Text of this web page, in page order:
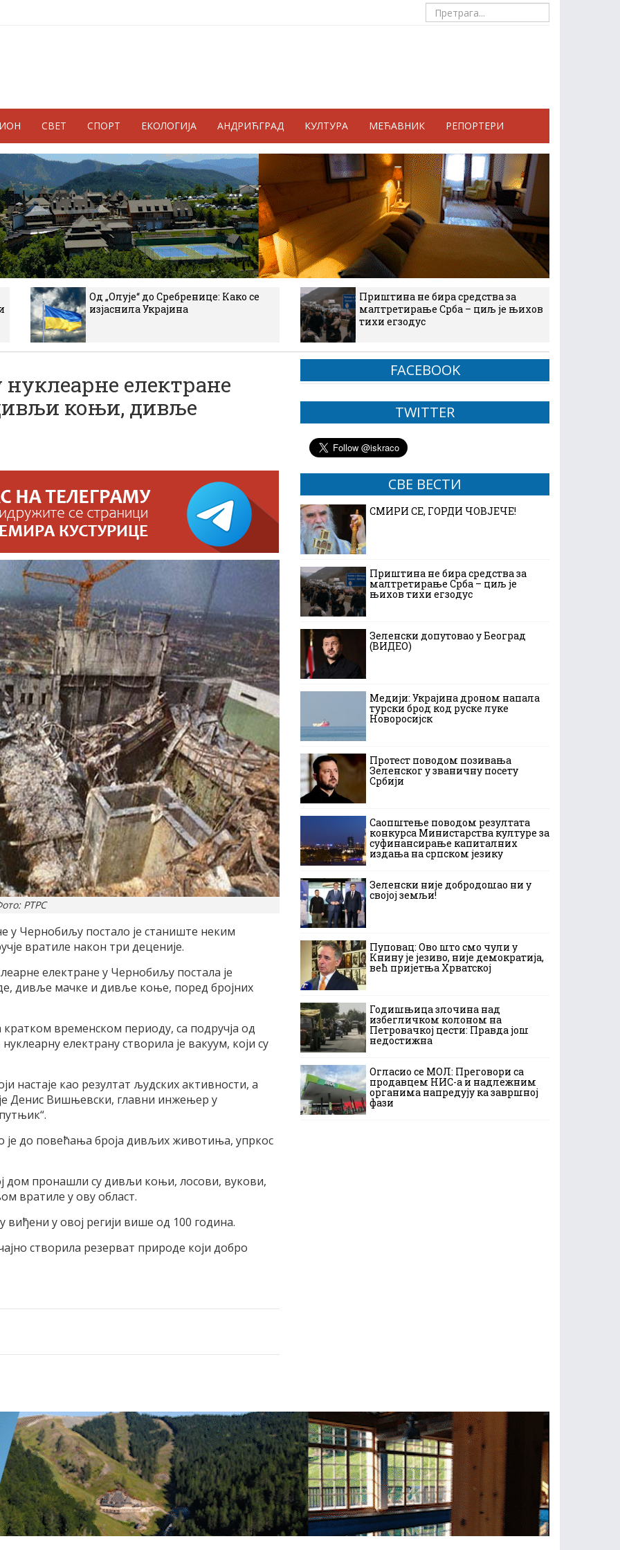
СВЕТ СПОРТ ЕКОЛОГИЈА АНДРИЋГРАД КУЛТУРА МЕЋАВНИК РЕПОРТЕРИ
Од „Олује“ до Сребренице: Како се
изјаснила Украјина
Приштина не бира средства за
малтретирање Срба – циљ је њихов
тихи егзодус
електране
коњи, дивље
РТРС
у Чернобиљу постало је станиште неким
вратиле након три деценије.
електране у Чернобиљу постала је
дивље мачке и дивље коње, поред бројних
временском периоду, са подручја од
електрану створила је вакуум, који су
настаје као резултат људских активности, а
је Денис Вишњевски, главни инжењер у
је до повећања броја дивљих животиња, упркос
дом пронашли су дивљи коњи, лосови, вукови,
вратиле у ову област.
виђени у овој регији више од 100 година.
створила резерват природе који добро
FACEBOOK
TWITTER
СВЕ ВЕСТИ
СМИРИ СЕ, ГОРДИ ЧОВЈЕЧЕ!
Приштина не бира средства за
малтретирање Срба – циљ је
њихов тихи егзодус
Зеленски допутовао у Београд
(ВИДЕО)
Медији: Украјина дроном напала
турски брод код руске луке
Новоросијск
Протест поводом позивања
Зеленског у званичну посету
Србији
Саопштење поводом резултата
конкурса Министарства културе за
суфинансирање капиталних
издања на српском језику
Зеленски није добродошао ни у
својој земљи!
Пуповац: Ово што смо чули у
Книну је језиво, није демократија,
већ пријетња Хрватској
Годишњица злочина над
избегличком колоном на
Петровачкој цести: Правда још
недостижна
Огласио се МОЛ: Преговори са
продавцем НИС-а и надлежним
органима напредују ка завршној
фази